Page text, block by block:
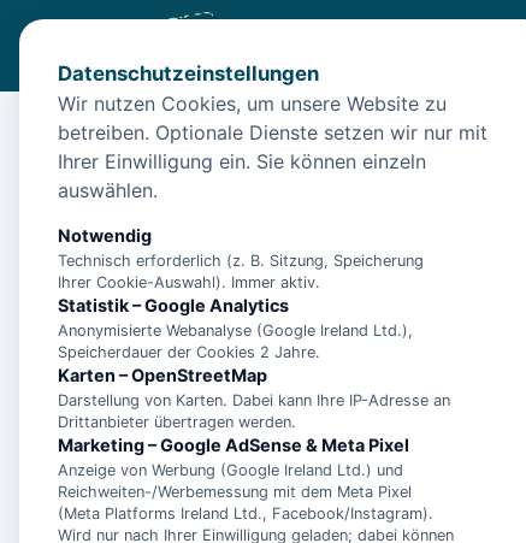
Start Unterkünfte Neuharlingersiel/Apartment 02 -
Apartment 02 - Von-
26427 Neuharlingersiel
Datenschutzeinstellungen
Wir nutzen Cookies, um unsere Website zu
betreiben. Optionale Dienste setzen wir nur mit
Ihrer Einwilligung ein. Sie können einzeln
auswählen.
Notwendig
Technisch erforderlich (z. B. Sitzung, Speicherung
Ihrer Cookie-Auswahl). Immer aktiv.
Statistik – Google Analytics
Anonymisierte Webanalyse (Google Ireland Ltd.),
Speicherdauer der Cookies 2 Jahre.
Karten – OpenStreetMap
Darstellung von Karten. Dabei kann Ihre IP-Adresse an
Drittanbieter übertragen werden.
Marketing – Google AdSense & Meta Pixel
Anzeige von Werbung (Google Ireland Ltd.) und
Reichweiten-/Werbemessung mit dem Meta Pixel
(Meta Platforms Ireland Ltd., Facebook/Instagram).
Wird nur nach Ihrer Einwilligung geladen; dabei können